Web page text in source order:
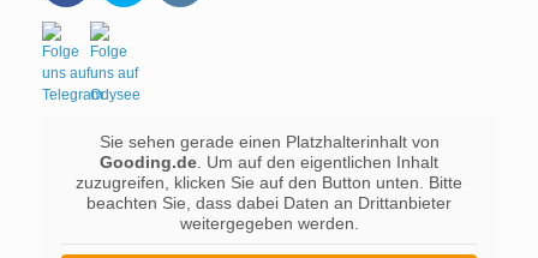
Sie sehen gerade einen Platzhalterinhalt von
Gooding.de . Um auf den eigentlichen Inhalt
zuzugreifen, klicken Sie auf den Button unten. Bitte
beachten Sie, dass dabei Daten an Drittanbieter
weitergegeben werden.